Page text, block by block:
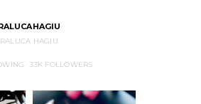
RALUCA HAGIU
33K FOLLOWERS